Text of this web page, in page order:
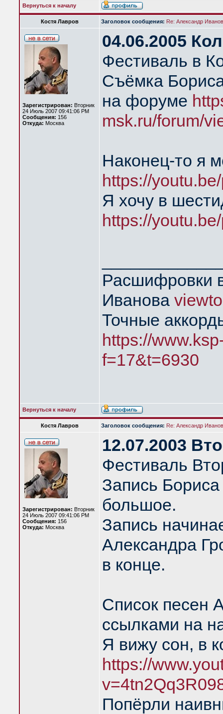
Вернуться к началу
Костя Лавров Заголовок сообщения: Re: Александр
Зарегистрирован: Вторник
24 Июль 2007 09:41:06 PM
Сообщения: 156
Откуда: Москва
04.06.2005
Фестиваль в
Съёмка
на форуме
msk.ru/forum/
Наконец-то я
https://
Я хочу в
https://
Расшифровки
Иванова
Точные
https://
f=17&t=6930
Вернуться к началу
Костя Лавров Заголовок сообщения: Re: Александр
Зарегистрирован: Вторник
24 Июль 2007 09:41:06 PM
Сообщения: 156
Откуда: Москва
12.07.2003
Фестиваль
Запись
большое.
Запись
Александра
в конце.
Список песен
ссылками на
Я вижу сон, в
https://
Попёрли